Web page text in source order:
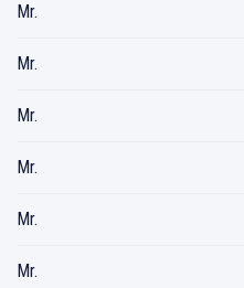
Mr.
Mr.
Mr.
Mr.
Mr.
Mr.